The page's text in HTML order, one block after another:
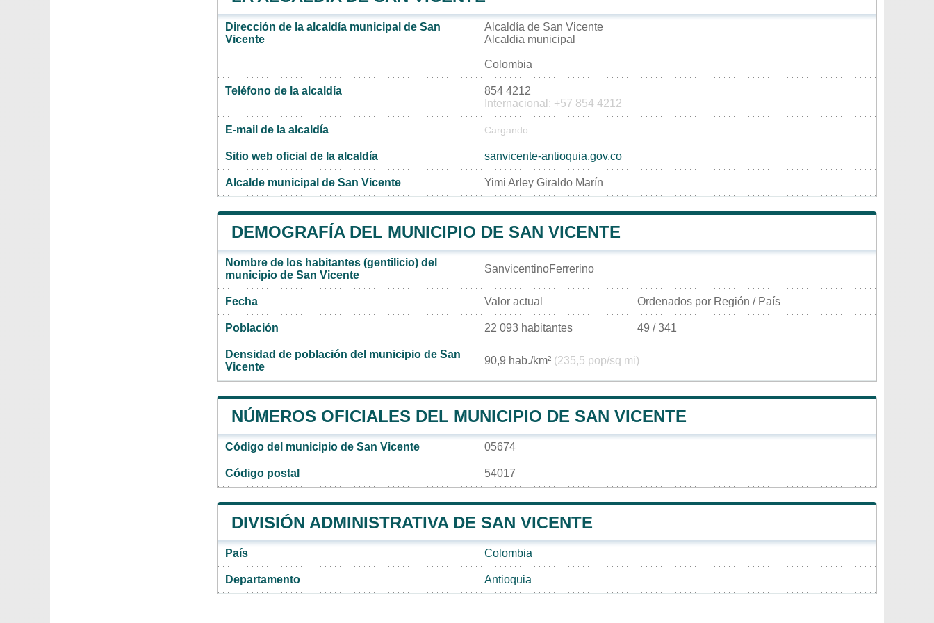
Dirección de la alcaldía municipal de San
Vicente
Alcaldía de San Vicente
Alcaldia municipal
Colombia
Teléfono de la alcaldía
854 4212
Internacional: +57 854 4212
E-mail de la alcaldía Cargando...
Sitio web oficial de la alcaldía sanvicente-antioquia.gov.co
Alcalde municipal de San Vicente Yimi Arley Giraldo Marín
DEMOGRAFÍA DEL MUNICIPIO DE SAN VICENTE
Nombre de los habitantes (gentilicio) del
municipio de San Vicente
SanvicentinoFerrerino
Fecha Valor actual Ordenados por Región / País
Población 22 093 habitantes 49 / 341
Densidad de población del municipio de San
Vicente
90,9 hab./km² (235,5 pop/sq mi)
NÚMEROS OFICIALES DEL MUNICIPIO DE SAN VICENTE
Código del municipio de San Vicente 05674
Código postal 54017
DIVISIÓN ADMINISTRATIVA DE SAN VICENTE
País Colombia
Departamento Antioquia